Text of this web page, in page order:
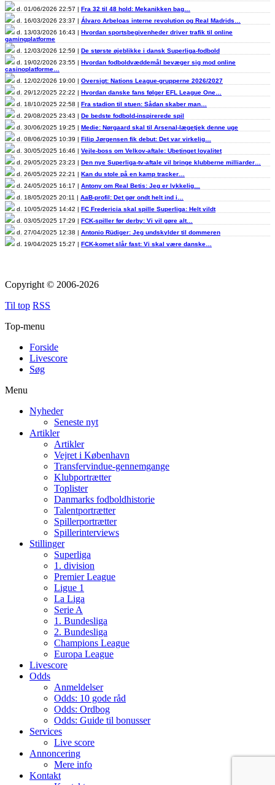
d. 01/06/2026 22:57 | Fra 32 til 48 hold: Mekanikken bag…
d. 16/03/2026 23:37 | Álvaro Arbeloas interne revolution og Real Madrids…
d. 13/03/2026 16:43 | Hvordan sportsbegivenheder driver trafik til online
gamingplatforme
d. 12/03/2026 12:59 | De største øjeblikke i dansk Superliga-fodbold
d. 19/02/2026 23:55 | Hvordan fodboldvæddemål bevæger sig mod online
casinoplatforme…
d. 12/02/2026 19:00 | Oversigt: Nations League-grupperne 2026/2027
d. 29/12/2025 22:22 | Hvordan danske fans følger EFL League One…
d. 18/10/2025 22:58 | Fra stadion til stuen: Sådan skaber man…
d. 29/08/2025 23:43 | De bedste fodbold-inspirerede spil
d. 30/06/2025 19:25 | Medie: Nørgaard skal til Arsenal-lægetjek denne uge
d. 08/06/2025 10:39 | Filip Jørgensen fik debut: Det var virkelig…
d. 30/05/2025 16:46 | Vejle-boss om Velkov-aftale: Ubetinget loyalitet
d. 29/05/2025 23:23 | Den nye Superliga-tv-aftale vil bringe klubberne milliarder…
d. 26/05/2025 22:21 | Kan du stole på en kamp tracker…
d. 24/05/2025 16:17 | Antony om Real Betis: Jeg er lykkelig…
d. 18/05/2025 20:11 | AaB-profil: Det gør ondt helt ind i…
d. 10/05/2025 14:42 | FC Fredericia skal spille Superliga: Helt vildt
d. 03/05/2025 17:29 | FCK-spiller før derby: Vi vil gøre alt…
d. 27/04/2025 12:38 | Antonio Rüdiger: Jeg undskylder til dommeren
d. 19/04/2025 15:27 | FCK-komet slår fast: Vi skal være danske…
Copyright © 2006-2026
Til top RSS
Top-menu
Forside
Livescore
Søg
Menu
Nyheder
Seneste nyt
Artikler
Artikler
Vejret i København
Transfervindue-gennemgange
Klubportrætter
Toplister
Danmarks fodboldhistorie
Talentportrætter
Spillerportrætter
Spillerinterviews
Stillinger
Superliga
1. division
Premier League
Ligue 1
La Liga
Serie A
1. Bundesliga
2. Bundesliga
Champions League
Europa League
Livescore
Odds
Anmeldelser
Odds: 10 gode råd
Odds: Ordbog
Odds: Guide til bonusser
Services
Live score
Annoncering
Mere info
Kontakt